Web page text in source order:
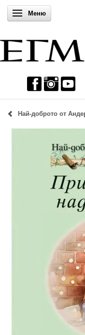
Включи навигацията
Меню
Най-доброто от